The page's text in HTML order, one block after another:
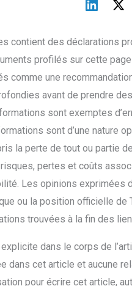
contient des déclarations
profilés sur cette
comme une
avant de prendre
sont exemptes
sont d’une nature
la perte de tout ou partie
pertes et coûts
Les opinions exprimées
ou la position officielle de
trouvées à la fin des
dans le corps de
dans cet article et aucune
pour écrire cet article,